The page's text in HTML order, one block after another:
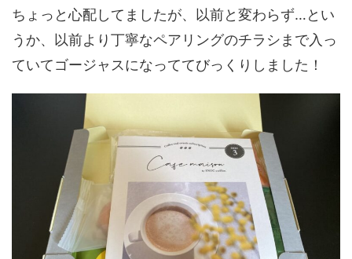
ちょっと心配してましたが、以前と変わらず…とい
うか、以前より丁寧なペアリングのチラシまで入っ
ていてゴージャスになっててびっくりしました！